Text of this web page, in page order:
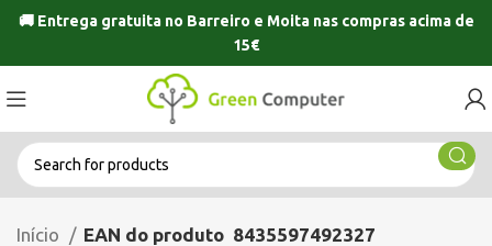
🚚 Entrega gratuita no Barreiro e Moitanas compras acima de
15€
Início EAN do produto 8435597492327